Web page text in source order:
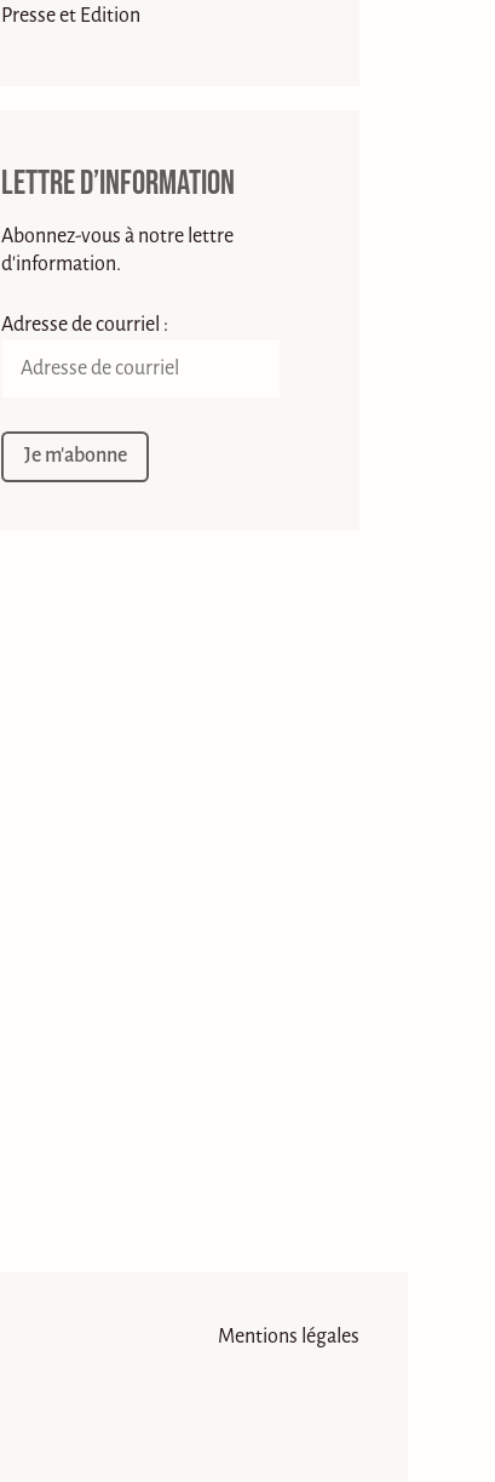
Presse et Edition
Lettre d’information
Abonnez-vous à notre lettre
d'information.
Adresse de courriel :
Mentions légales